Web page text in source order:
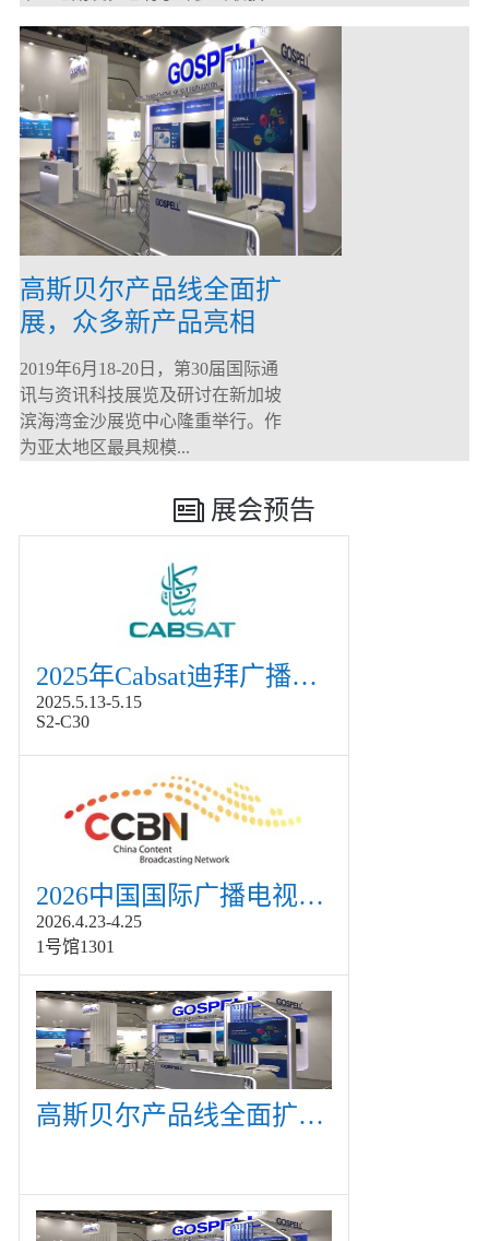
高斯贝尔产品线全面扩
展，众多新产品亮相
CommunicAsia 2019
2019年6月18-20日，第30届国际通
讯与资讯科技展览及研讨在新加坡
滨海湾金沙展览中心隆重举行。作
为亚太地区最具规模...
展会预告
2025年Cabsat迪拜广播电视展
2025.5.13-5.15
S2-C30
2026中国国际广播电视信息网络展览会展
2026.4.23-4.25
1号馆1301
高斯贝尔产品线全面扩展，众多新产品亮相CommunicAsia 2019